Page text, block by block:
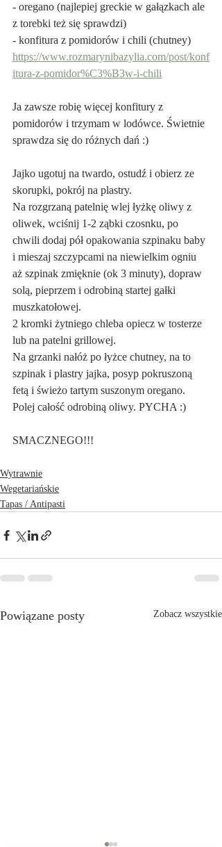
- oregano (najlepiej greckie w gałązkach ale
z torebki też się sprawdzi)
- konfitura z pomidorów i chili (chutney)
https://www.rozmarynibazylia.com/post/konf
itura-z-pomidor%C3%B3w-i-chili
Ja zawsze robię więcej konfitury z
pomidorów i trzymam w lodówce. Świetnie
sprawdza się do różnych dań :)
Jajko ugotuj na twardo, ostudź i obierz ze
skorupki, pokrój na plastry.
Na rozgrzaną patelnię wlej łyżkę oliwy z
oliwek, wciśnij 1-2 ząbki czosnku, po
chwili dodaj pół opakowania szpinaku baby
i mieszaj szczypcami na niewielkim ogniu
aż szpinak zmięknie (ok 3 minuty), dopraw
solą, pieprzem i odrobiną startej gałki
muszkatołowej.
2 kromki żytniego chleba opiecz w tosterze
lub na patelni grillowej.
Na grzanki nałóż po łyżce chutney, na to
szpinak i plastry jajka, posyp pokruszoną
fetą i świeżo tartym suszonym oregano.
Polej całość odrobiną oliwy. PYCHA :)
SMACZNEGO!!!
Wytrawnie
Wegetariańskie
Tapas / Antipasti
Powiązane posty Zobacz wszystkie